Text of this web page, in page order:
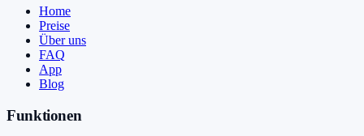
Home
Preise
Über uns
FAQ
App
Blog
Funktionen